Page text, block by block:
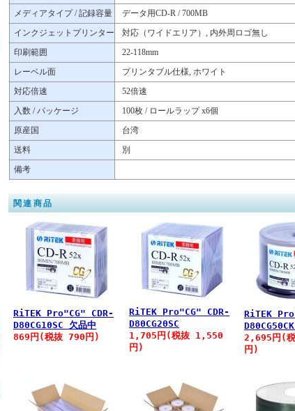
メディアタイプ / 記録容量
データ用CD-R / 700MB
インクジェットプリンター
対応（ワイドエリア）, 内外周ロゴ無し
印刷範囲
22-118mm
レーベル面
プリンタブル仕様, ホワイト
対応倍速
52倍速
入数 / パッケージ
100枚 / ロールラップ x6個
原産国
台湾
送料
別
備考
関連商品
RiTEK Pro"CG" CDR-
D80CG10SC 欠品中
869円(税抜 790円)
RiTEK Pro"CG" CDR-
D80CG20SC
1,705円(税抜 1,550
円)
RiTEK
2,695円(
円)